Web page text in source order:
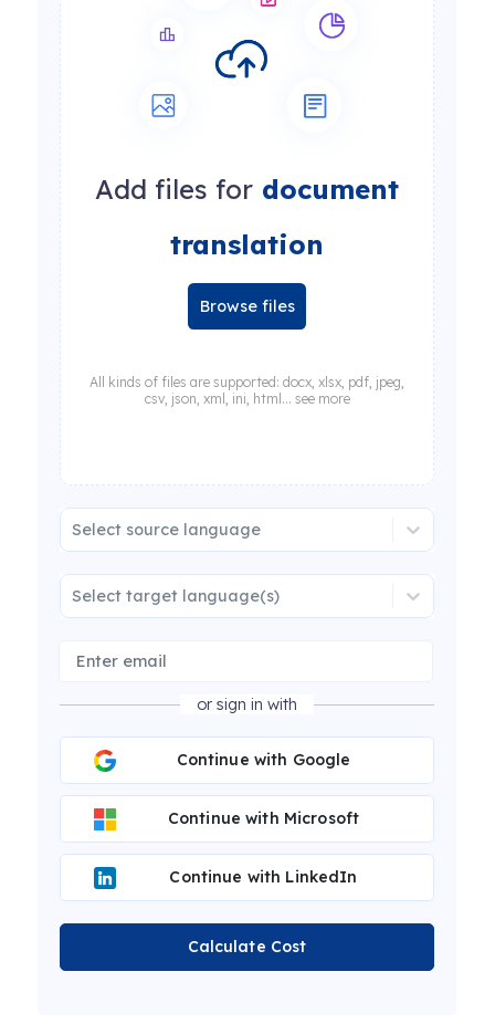
Add files for document
translation
Browse files
All kinds of files are supported: docx, xlsx, pdf, jpeg,
csv, json, xml, ini, html... see more
Select source language
Select target language(s)
or sign in with
Continue with Google
Continue with Microsoft
Continue with LinkedIn
Calculate Cost